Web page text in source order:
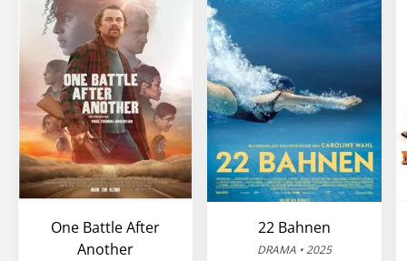
One Battle After
Another
22 Bahnen
DRAMA • 2025